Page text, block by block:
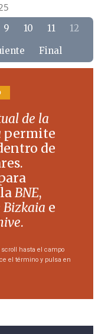
9 10 11
12
Final
de la
permite
de
BNE,
Bizkaia e
.
hasta el campo
el término y pulsa en